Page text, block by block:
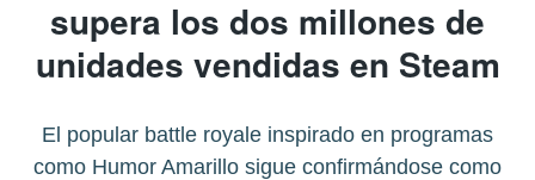
supera los dos millones de
unidades vendidas en Steam
El popular battle royale inspirado en programas
como Humor Amarillo sigue confirmándose como